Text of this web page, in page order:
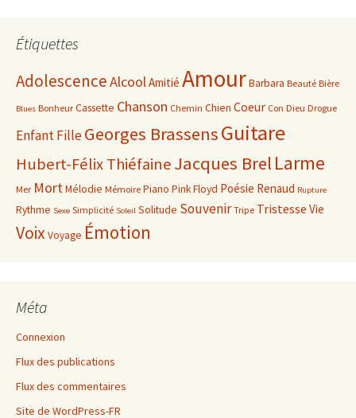
Étiquettes
AdolescenceAlcoolAmitié AmourBarbara Beauté Bière
Blues Bonheur Cassette Chanson Chemin Chien Coeur Con Dieu Drogue
EnfantFilleGeorges BrassensGuitare
Hubert-Félix ThiéfaineJacques Brel Larme
Mer MortMélodie Mémoire Piano Pink Floyd Poésie Renaud Rupture
Rythme Sexe Simplicité Soleil Solitude Souvenir Tripe Tristesse Vie
VoixVoyage Émotion
Méta
Connexion
Flux des publications
Flux des commentaires
Site de WordPress-FR